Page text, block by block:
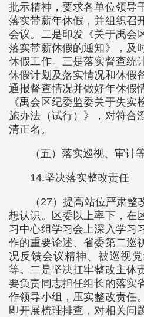
批示精神，要求各单位领导
落实带薪年休假，并组织召
会议。二是印发《关于禹会
落实带薪休假的通知》，及
休假工作。三是落实督查统
休假计划及落实情况和休假
通报督查情况并做好年休假
《禹会区纪委监委关于失
施办法（试行）》，对符合
清正名。
（五）落实巡视、审计
14.坚决落实整改责任
（27）提高站位严肃
想认识。区委以上率下，在
习中心组学习会上深入学习
作的重要论述、省委第二巡
况反馈会议精神、被巡视
等。二是坚决扛牢整改主体
要负责同志担任组长的落实
作领导小组，压实整改责任
即开展梳理排查，对相关问